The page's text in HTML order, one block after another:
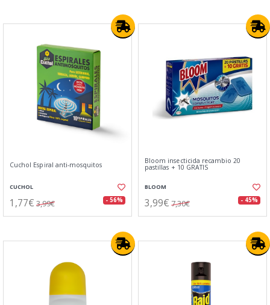
Cuchol Espiral anti-mosquitos
CUCHOL
1,77€ 3,99€ - 56%
Bloom insecticida recambio 20
pastillas + 10 GRATIS
BLOOM
3,99€ 7,30€ - 45%